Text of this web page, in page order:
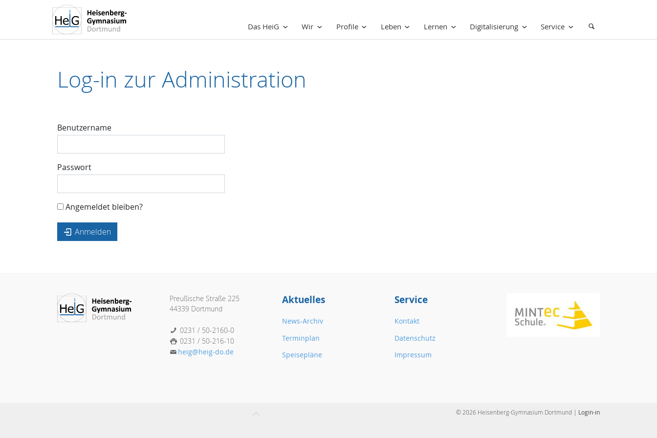
Das HeiG Wir Profile Leben Lernen Digitalisierung Service
Log-in zur Administration
Benutzername
Passwort
Angemeldet bleiben?
Anmelden
Preußische Straße 225
44339 Dortmund
0231 / 50-2160-0
0231 / 50-216-10
heig@heig-do.de
Aktuelles
News-Archiv
Terminplan
Speisepläne
Service
Kontakt
Datenschutz
Impressum
© 2026 Heisenberg-Gymnasium Dortmund | Login-in